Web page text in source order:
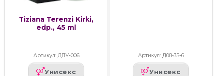
Tiziana Terenzi Kirki,
edp., 45 ml
Артикул: ДПУ-006
Унисекс
Артикул: Д08-35-6
Унисекс